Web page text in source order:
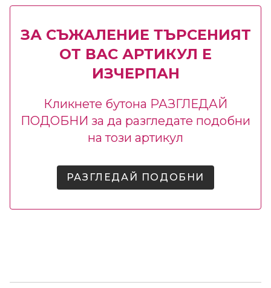
ЗА СЪЖАЛЕНИЕ ТЪРСЕНИЯТ
ОТ ВАС АРТИКУЛ Е
ИЗЧЕРПАН
Кликнете бутона РАЗГЛЕДАЙ
ПОДОБНИ за да разгледате подобни
на този артикул
РАЗГЛЕДАЙ ПОДОБНИ